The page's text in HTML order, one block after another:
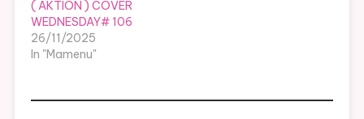
( AKTION ) COVER
WEDNESDAY# 106
26/11/2025
In "Mamenu"